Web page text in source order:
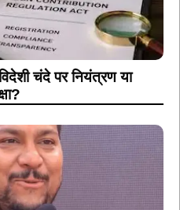
चंदे पर नियंत्रण या